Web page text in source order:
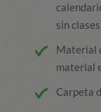
sin
Material
material
Carpeta